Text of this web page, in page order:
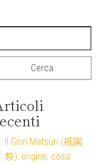
Il Gion Matsuri (祇園
祭): origine, cosa